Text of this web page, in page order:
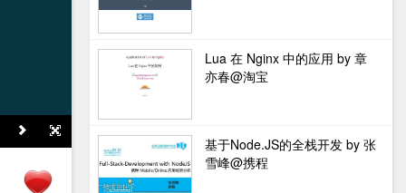
Lua 在 Nginx 中的应用 by 章
亦春@淘宝
基于Node.JS的全栈开发 by 张
雪峰@携程